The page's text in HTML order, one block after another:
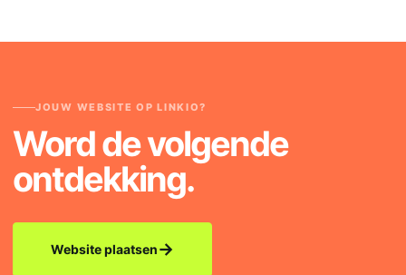
JOUW WEBSITE OP LINKIO?
Word de volgende
ontdekking.
Website plaatsen→